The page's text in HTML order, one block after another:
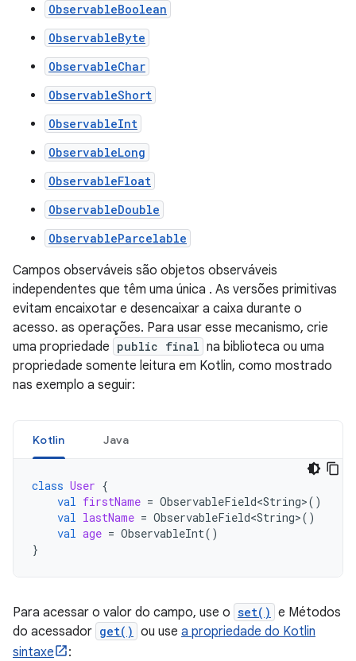
ObservableBoolean
ObservableByte
ObservableChar
ObservableShort
ObservableInt
ObservableLong
ObservableFloat
ObservableDouble
ObservableParcelable
Campos observáveis são objetos observáveis
independentes que têm uma única . As versões primitivas
evitam encaixotar e desencaixar a caixa durante o
acesso. as operações. Para usar esse mecanismo, crie
uma propriedade public final na biblioteca ou uma
propriedade somente leitura em Kotlin, como mostrado
nas exemplo a seguir:
Kotlin Java
class User {
val firstName = ObservableField<String>()
val lastName = ObservableField<String>()
val age = ObservableInt()
}
Para acessar o valor do campo, use o set() e Métodos
do acessador get() ou use a propriedade do Kotlin
sintaxe
: